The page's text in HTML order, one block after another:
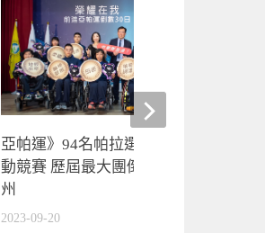
亞帕運》94名帕拉選手征戰14項運
動競賽 歷屆最大團倒數30日出發杭
州
2023-09-20